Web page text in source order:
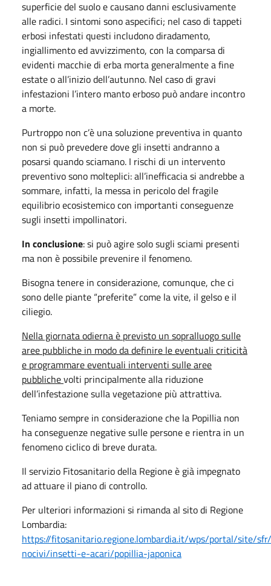
superficie del suolo e causano danni esclusivamente
alle radici. I sintomi sono aspecifici; nel caso di tappeti
erbosi infestati questi includono diradamento,
ingiallimento ed avvizzimento, con la comparsa di
evidenti macchie di erba morta generalmente a fine
estate o all’inizio dell’autunno. Nel caso di gravi
infestazioni l’intero manto erboso può andare incontro
a morte.
Purtroppo non c’è una soluzione preventiva in quanto
non si può prevedere dove gli insetti andranno a
posarsi quando sciamano. I rischi di un intervento
preventivo sono molteplici: all’inefficacia si andrebbe a
sommare, infatti, la messa in pericolo del fragile
equilibrio ecosistemico con importanti conseguenze
sugli insetti impollinatori.
In conclusione: si può agire solo sugli sciami presenti
ma non è possibile prevenire il fenomeno.
Bisogna tenere in considerazione, comunque, che ci
sono delle piante “preferite” come la vite, il gelso e il
ciliegio.
Nella giornata odierna è previsto un sopralluogo sulle
aree pubbliche in modo da definire le eventuali criticità
e programmare eventuali interventi sulle aree
pubblichevolti principalmente alla riduzione
dell’infestazione sulla vegetazione più attrattiva.
Teniamo sempre in considerazione che la Popillia non
ha conseguenze negative sulle persone e rientra in un
fenomeno ciclico di breve durata.
Il servizio Fitosanitario della Regione è già impegnato
ad attuare il piano di controllo.
Per ulteriori informazioni si rimanda al sito di Regione
Lombardia:
https://fitosanitario.regione.lombardia.it/wps/portal/site/
nocivi/insetti-e-acari/popillia-japonica